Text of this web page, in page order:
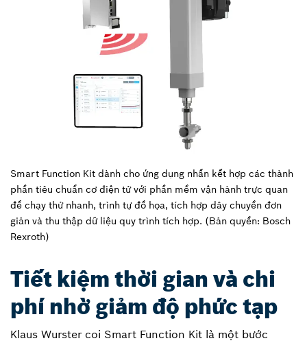
Smart Function Kit dành cho ứng dụng nhấn kết hợp các thành
phần tiêu chuẩn cơ điện tử với phần mềm vận hành trực quan
để chạy thử nhanh, trình tự đồ họa, tích hợp dây chuyền đơn
giản và thu thập dữ liệu quy trình tích hợp. (Bản quyền: Bosch
Rexroth)
Tiết kiệm thời gian và chi
phí nhờ giảm độ phức tạp
Klaus Wurster coi Smart Function Kit là một bước